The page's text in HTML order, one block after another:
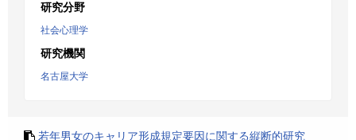
研究分野
社会心理学
研究機関
名古屋大学
若年男女のキャリア形成規定要因に関する縦断的研究